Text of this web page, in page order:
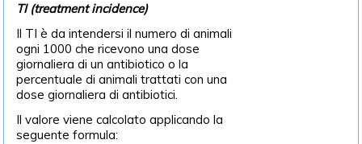
TI (treatment incidence)
Il TI è da intendersi il numero di animali
ogni 1000 che ricevono una dose
giornaliera di un antibiotico o la
percentuale di animali trattati con una
dose giornaliera di antibiotici.
Il valore viene calcolato applicando la
seguente formula: